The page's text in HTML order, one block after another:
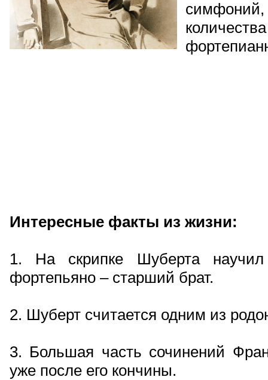
Интересные факты из жизни:
1. На скрипке Шуберта
фортепьяно – старший брат.
2. Шуберт считается одним из
3. Большая часть сочинений
уже после его кончины.